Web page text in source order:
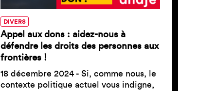
DIVERS
Appel aux dons : aidez-nous à
défendre les droits des personnes aux
frontières !
18 décembre 2024 - Si, comme nous, le
contexte politique actuel vous indigne,